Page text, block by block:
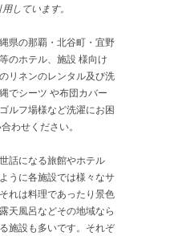
しています。
県の那覇・北谷町・宜野
のホテル、施設 様向け
リネンのレンタル及び洗
でシーツ や布団カバー
ルフ場様など洗濯にお困
わせください。
話になる旅館やホテル
うに各施設では様々なサ
れは料理であったり景色
天風呂などその地域なら
施設も多いです。それぞ